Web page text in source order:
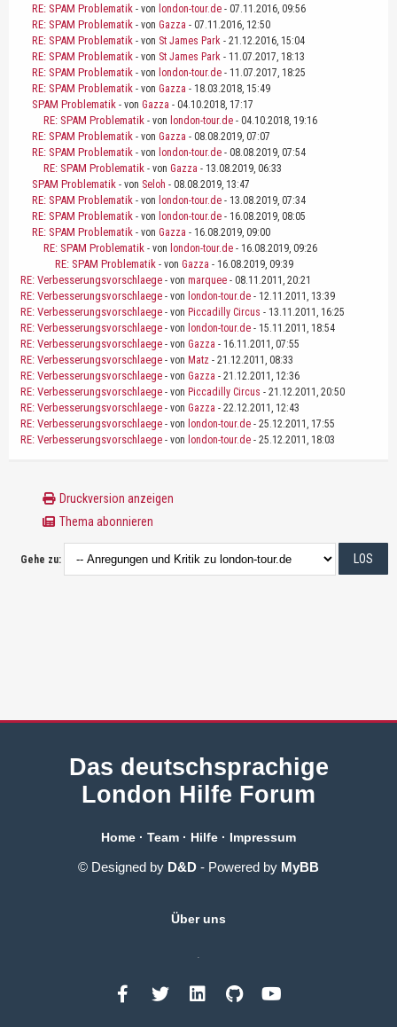
RE: SPAM Problematik - von london-tour.de - 07.11.2016, 09:56
RE: SPAM Problematik - von Gazza - 07.11.2016, 12:50
RE: SPAM Problematik - von St James Park - 21.12.2016, 15:04
RE: SPAM Problematik - von St James Park - 11.07.2017, 18:13
RE: SPAM Problematik - von london-tour.de - 11.07.2017, 18:25
RE: SPAM Problematik - von Gazza - 18.03.2018, 15:49
SPAM Problematik - von Gazza - 04.10.2018, 17:17
RE: SPAM Problematik - von london-tour.de - 04.10.2018, 19:16
RE: SPAM Problematik - von Gazza - 08.08.2019, 07:07
RE: SPAM Problematik - von london-tour.de - 08.08.2019, 07:54
RE: SPAM Problematik - von Gazza - 13.08.2019, 06:33
SPAM Problematik - von Seloh - 08.08.2019, 13:47
RE: SPAM Problematik - von london-tour.de - 13.08.2019, 07:34
RE: SPAM Problematik - von london-tour.de - 16.08.2019, 08:05
RE: SPAM Problematik - von Gazza - 16.08.2019, 09:00
RE: SPAM Problematik - von london-tour.de - 16.08.2019, 09:26
RE: SPAM Problematik - von Gazza - 16.08.2019, 09:39
RE: Verbesserungsvorschlaege - von marquee - 08.11.2011, 20:21
RE: Verbesserungsvorschlaege - von london-tour.de - 12.11.2011, 13:39
RE: Verbesserungsvorschlaege - von Piccadilly Circus - 13.11.2011, 16:25
RE: Verbesserungsvorschlaege - von london-tour.de - 15.11.2011, 18:54
RE: Verbesserungsvorschlaege - von Gazza - 16.11.2011, 07:55
RE: Verbesserungsvorschlaege - von Matz - 21.12.2011, 08:33
RE: Verbesserungsvorschlaege - von Gazza - 21.12.2011, 12:36
RE: Verbesserungsvorschlaege - von Piccadilly Circus - 21.12.2011, 20:50
RE: Verbesserungsvorschlaege - von Gazza - 22.12.2011, 12:43
RE: Verbesserungsvorschlaege - von london-tour.de - 25.12.2011, 17:55
RE: Verbesserungsvorschlaege - von london-tour.de - 25.12.2011, 18:03
Druckversion anzeigen
Thema abonnieren
Gehe zu:
Das deutschsprachige
London Hilfe Forum
Home · Team · Hilfe · Impressum
© Designed by D&D - Powered by MyBB
Über uns
.